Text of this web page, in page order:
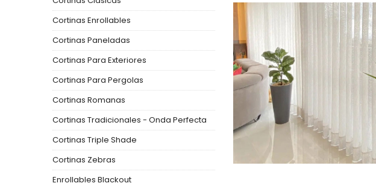
Cortinas Enrollables
Cortinas Paneladas
Cortinas Para Exteriores
Cortinas Para Pergolas
Cortinas Romanas
Cortinas Tradicionales - Onda Perfecta
Cortinas Triple Shade
Cortinas Zebras
Enrollables Blackout